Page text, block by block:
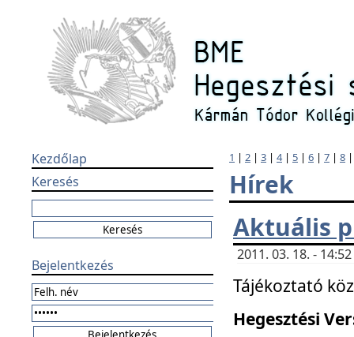
Kezdőlap
Keresés
Bejelentkezés
1 | 2 | 3 | 4| 5 | 6 | 7 | 8
Hírek
Aktuális
2011. 03. 18. -
Tájékoztató
Hegesztési